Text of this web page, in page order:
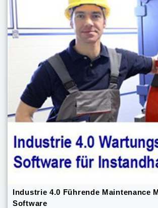
Industrie 4.0 Führende Maintenance
Software